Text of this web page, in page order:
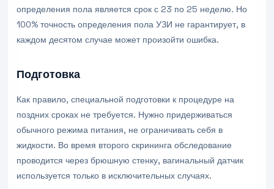
определения пола является срок с 23 по 25 неделю. Но
100% точность определения пола УЗИ не гарантирует, в
каждом десятом случае может произойти ошибка.
Подготовка
Как правило, специальной подготовки к процедуре на
поздних сроках не требуется. Нужно придерживаться
обычного режима питания, не ограничивать себя в
жидкости. Во время второго скрининга обследование
проводится через брюшную стенку, вагинальный датчик
используется только в исключительных случаях.